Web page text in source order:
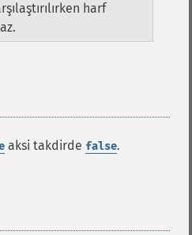
harf
aksi takdirde false.